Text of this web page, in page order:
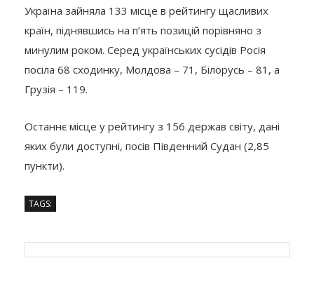
Україна зайняла 133 місце в рейтингу щасливих
країн, піднявшись на п’ять позицій порівняно з
минулим роком. Серед українських сусідів Росія
посіла 68 сходинку, Молдова – 71, Білорусь – 81, а
Грузія – 119.
Останнє місце у рейтингу з 156 держав світу, дані
яких були доступні, посів Південний Судан (2,85
пункти).
TAGS: